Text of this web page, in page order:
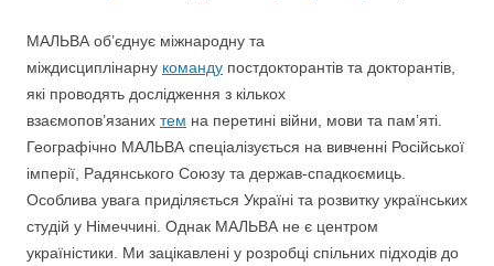
МАЛЬВА об’єднує міжнародну та
міждисциплінарну команду постдокторантів та докторантів,
які проводять дослідження з кількох
взаємопов’язаних тем на перетині війни, мови та пам’яті.
Географічно МАЛЬВА спеціалізується на вивченні Російської
імперії, Радянського Союзу та держав-спадкоємиць.
Особлива увага приділяється Україні та розвитку українських
студій у Німеччині. Однак МАЛЬВА не є центром
україністики. Ми зацікавлені у розробці спільних підходів до